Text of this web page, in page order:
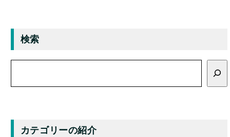
検索
カテゴリーの紹介